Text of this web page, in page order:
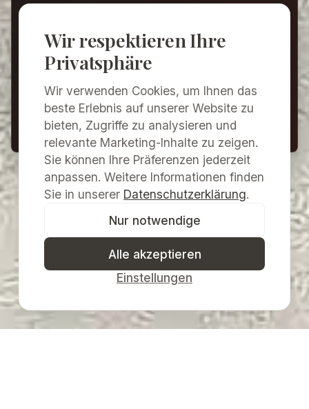
Wir respektieren Ihre
Privatsphäre
Wir verwenden Cookies, um Ihnen das
beste Erlebnis auf unserer Website zu
bieten, Zugriffe zu analysieren und
relevante Marketing-Inhalte zu zeigen.
Sie können Ihre Präferenzen jederzeit
anpassen. Weitere Informationen finden
Sie in unserer Datenschutzerklärung.
Einstellungen
Nur notwendige
Alle akzeptieren
Trotz sorgfältiger inhaltlicher Kontrolle
übernehmen wir keine Haftung für Inhalte
externer Links. Für den Inhalt verlinkter
Seiten sind ausschließlich deren Betreiber
verantwortlich.